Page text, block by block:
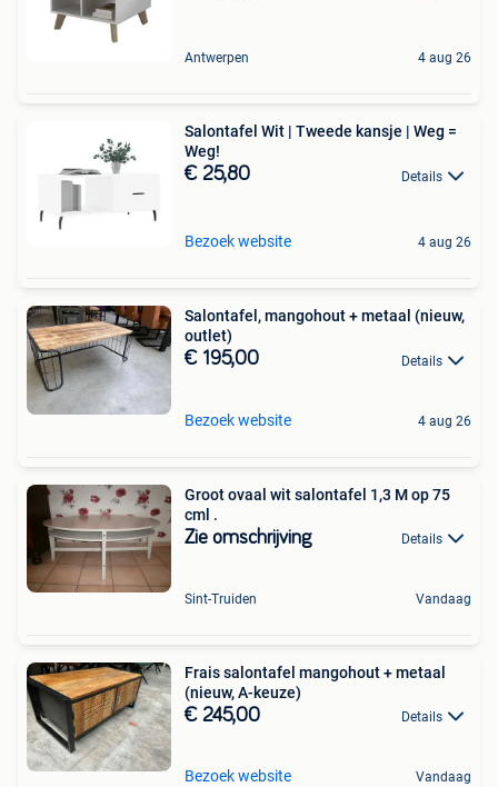
Antwerpen 4 aug 26
Salontafel Wit | Tweede kansje | Weg =
Weg!
€ 25,80 Details
Bezoek website 4 aug 26
Salontafel, mangohout + metaal (nieuw,
outlet)
€ 195,00 Details
Bezoek website 4 aug 26
Groot ovaal wit salontafel 1,3 M op 75
cml .
Zie omschrijving Details
Sint-Truiden Vandaag
Frais salontafel mangohout + metaal
(nieuw, A-keuze)
€ 245,00 Details
Bezoek website Vandaag